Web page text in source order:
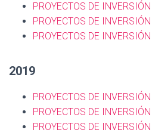
PROYECTOS DE
PROYECTOS DE
PROYECTOS DE
2019
PROYECTOS DE
PROYECTOS DE
PROYECTOS DE